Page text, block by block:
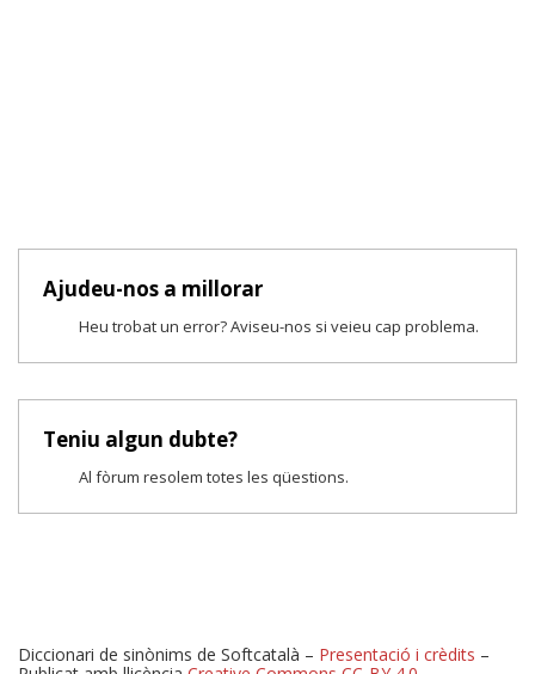
Ajudeu-nos a millorar
Heu trobat un error? Aviseu-nos si veieu cap problema.
Teniu algun dubte?
Al fòrum resolem totes les qüestions.
Diccionari de sinònims de Softcatalà – Presentació i crèdits –